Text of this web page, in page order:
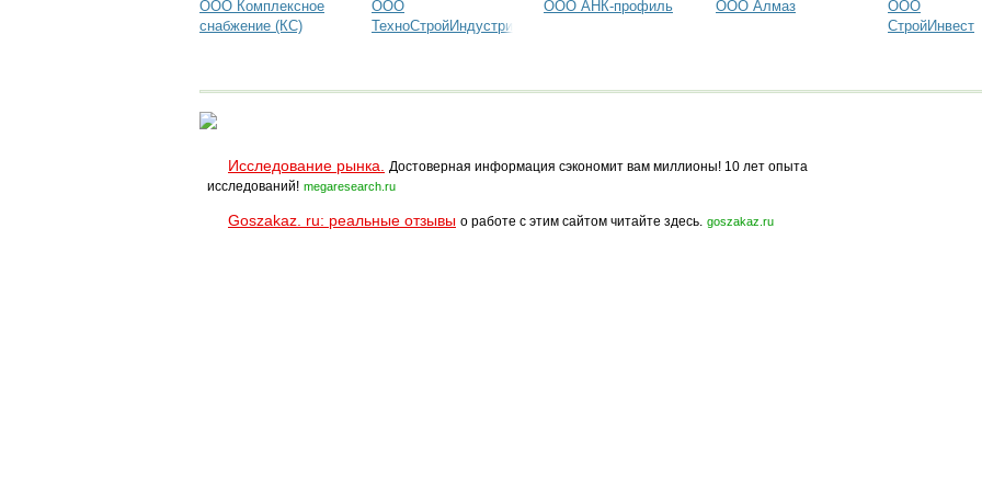
ООО Комплексное
снабжение (КС)
ООО
ТехноСтройИндустрия
ООО АНК-профиль ООО Алмаз
ООО
СтройИнвест
Исследование рынка.
Достоверная информация сэкономит вам миллионы! 10 лет опыта
исследований! megaresearch.ru
Goszakaz. ru: реальные отзывы о работе с этим сайтом читайте здесь. goszakaz.ru